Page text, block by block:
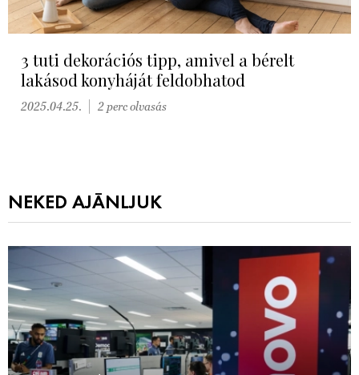
3 tuti dekorációs tipp, amivel a bérelt
lakásod konyháját feldobhatod
2025.04.25. 2 perc olvasás
NEKED AJÁNLJUK